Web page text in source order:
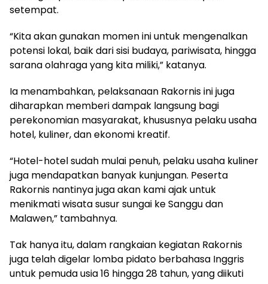
setempat.
“Kita akan gunakan momen ini untuk mengenalkan
potensi lokal, baik dari sisi budaya, pariwisata, hingga
sarana olahraga yang kita miliki,” katanya.
Ia menambahkan, pelaksanaan Rakornis ini juga
diharapkan memberi dampak langsung bagi
perekonomian masyarakat, khususnya pelaku usaha
hotel, kuliner, dan ekonomi kreatif.
“Hotel-hotel sudah mulai penuh, pelaku usaha kuliner
juga mendapatkan banyak kunjungan. Peserta
Rakornis nantinya juga akan kami ajak untuk
menikmati wisata susur sungai ke Sanggu dan
Malawen,” tambahnya.
Tak hanya itu, dalam rangkaian kegiatan Rakornis
juga telah digelar lomba pidato berbahasa Inggris
untuk pemuda usia 16 hingga 28 tahun, yang diikuti